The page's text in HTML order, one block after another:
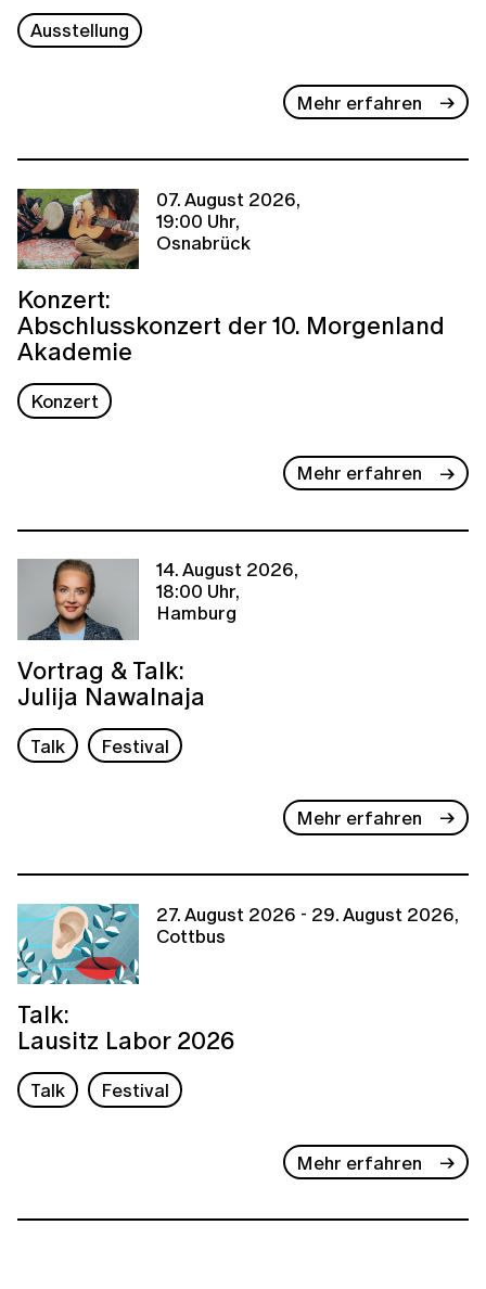
Ausstellung
Mehr erfahren
07. August 2026,
19:00 Uhr,
Osnabrück
Konzert:
Abschlusskonzert der 10. Morgenland
Akademie
Konzert
Mehr erfahren
14. August 2026,
18:00 Uhr,
Hamburg
Vortrag & Talk:
Julija Nawalnaja
Talk Festival
Mehr erfahren
27. August 2026 - 29. August 2026,
Cottbus
Talk:
Lausitz Labor 2026
Talk Festival
Mehr erfahren